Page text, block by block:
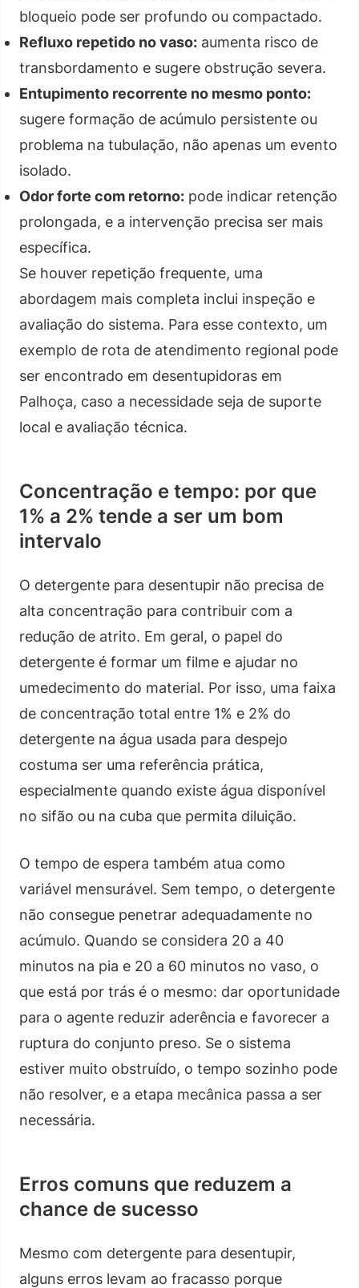
bloqueio pode ser profundo ou compactado.
Refluxo repetido no vaso: aumenta risco de
transbordamento e sugere obstrução severa.
Entupimento recorrente no mesmo ponto:
sugere formação de acúmulo persistente ou
problema na tubulação, não apenas um evento
isolado.
Odor forte com retorno: pode indicar retenção
prolongada, e a intervenção precisa ser mais
específica.
Se houver repetição frequente, uma
abordagem mais completa inclui inspeção e
avaliação do sistema. Para esse contexto, um
exemplo de rota de atendimento regional pode
ser encontrado em desentupidoras em
Palhoça, caso a necessidade seja de suporte
local e avaliação técnica.
Concentração e tempo: por que
1% a 2% tende a ser um bom
intervalo
O detergente para desentupir não precisa de
alta concentração para contribuir com a
redução de atrito. Em geral, o papel do
detergente é formar um filme e ajudar no
umedecimento do material. Por isso, uma faixa
de concentração total entre 1% e 2% do
detergente na água usada para despejo
costuma ser uma referência prática,
especialmente quando existe água disponível
no sifão ou na cuba que permita diluição.
O tempo de espera também atua como
variável mensurável. Sem tempo, o detergente
não consegue penetrar adequadamente no
acúmulo. Quando se considera 20 a 40
minutos na pia e 20 a 60 minutos no vaso, o
que está por trás é o mesmo: dar oportunidade
para o agente reduzir aderência e favorecer a
ruptura do conjunto preso. Se o sistema
estiver muito obstruído, o tempo sozinho pode
não resolver, e a etapa mecânica passa a ser
necessária.
Erros comuns que reduzem a
chance de sucesso
Mesmo com detergente para desentupir,
alguns erros levam ao fracasso porque